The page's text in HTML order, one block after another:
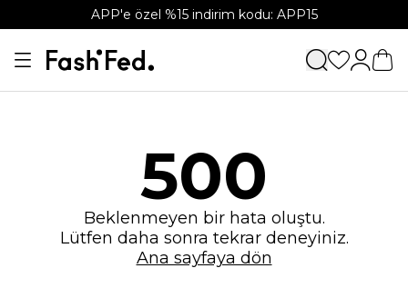
APP'e özel %15 indirim kodu: APP15
500
Beklenmeyen bir hata oluştu.
Lütfen daha sonra tekrar deneyiniz.
Ana sayfaya dön